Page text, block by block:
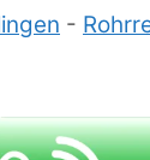
-